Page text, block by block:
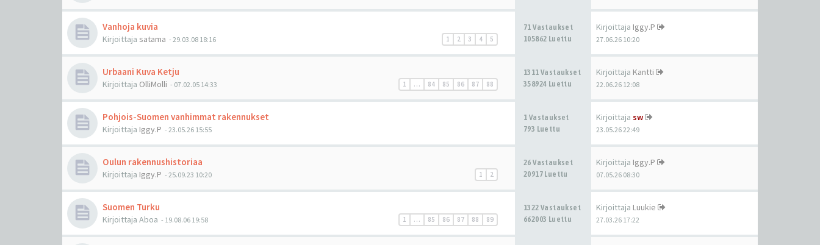
Vanhoja kuvia
1 2 3 4 5
Kirjoittaja satama - 29.03.08 18:16
71 Vastaukset
105862 Luettu
Kirjoittaja Iggy.P
27.06.26 10:20
Urbaani Kuva Ketju
1 … 84 85 86 87 88
Kirjoittaja OlliMolli - 07.02.05 14:33
1311 Vastaukset
358924 Luettu
Kirjoittaja Kantti
22.06.26 12:08
Pohjois-Suomen vanhimmat rakennukset
Kirjoittaja Iggy.P - 23.05.26 15:55
1 Vastaukset
793 Luettu
Kirjoittaja sw
23.05.26 22:49
Oulun rakennushistoriaa
1 2
Kirjoittaja Iggy.P - 25.09.23 10:20
26 Vastaukset
20917 Luettu
Kirjoittaja Iggy.P
07.05.26 08:30
Suomen Turku
1 … 85 86 87 88 89
Kirjoittaja Aboa - 19.08.06 19:58
1322 Vastaukset
662003 Luettu
Kirjoittaja Luukie
27.03.26 17:22